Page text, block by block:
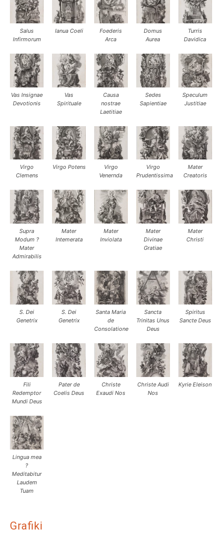
Salus
Infirmorum
Ianua Coeli
Foederis
Arca
Domus
Aurea
Turris
Davidica
Vas Insignae
Devotionis
Vas
Spirituale
Causa
nostrae
Laetitiae
Sedes
Sapientiae
Speculum
Justitiae
Virgo
Clemens
Virgo Potens
Virgo
Venernda
Virgo
Prudentissima
Mater
Creatoris
Supra
Modum ?
Mater
Admirabilis
Mater
Intemerata
Mater
Inviolata
Mater
Divinae
Gratiae
Mater
Christi
S. Dei
Genetrix
S. Dei
Genetrix
Santa Maria
de
Consolatione
Sancta
Trinitas Unus
Deus
Spiritus
Sancte Deus
Fili
Redemptor
Mundi Deus
Pater de
Coelis Deus
Christe
Exaudi Nos
Christe Audi
Nos
Kyrie Eleison
Lingua mea
?
Meditabitur
Laudem
Tuam
Grafiki